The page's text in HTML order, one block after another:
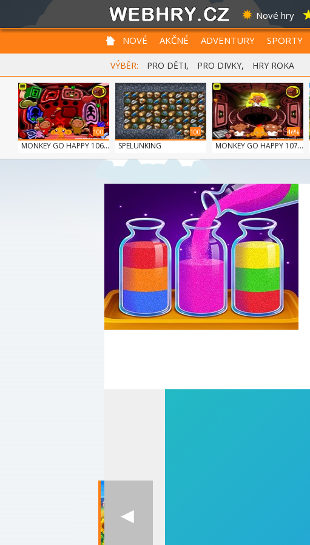
Nové hry
NOVÉ AKČNÉ ADVENTURY SPORTY
VÝBĚR: PRO DĚTI, PRO DIVKY, HRY ROKA
100
MONKEY GO HAPPY 106...
100
SPELUNKING
46%
MONKEY GO HAPPY 107...